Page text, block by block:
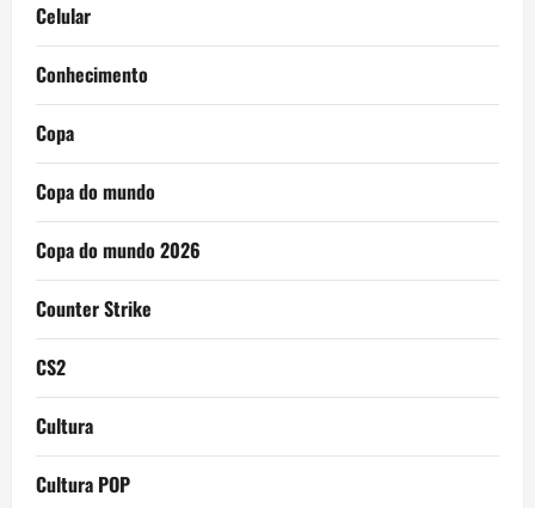
Celular
Conhecimento
Copa
Copa do mundo
Copa do mundo 2026
Counter Strike
CS2
Cultura
Cultura POP